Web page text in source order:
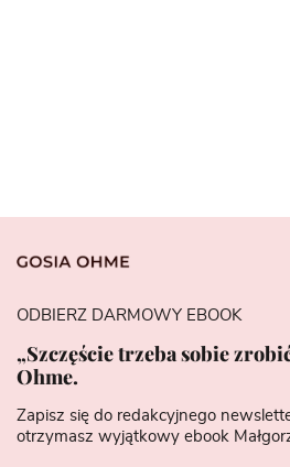
ODBIERZ DARMOWY EBOOK
„Szczęście trzeba sobie
Ohme.
Zapisz się do redakcyjnego
otrzymasz wyjątkowy ebook